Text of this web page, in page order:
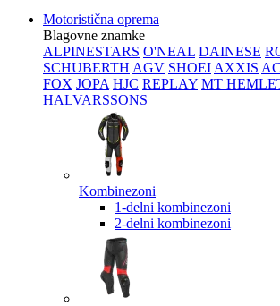
Motoristična oprema
Blagovne znamke
ALPINESTARS O'NEAL DAINESE
SCHUBERTH AGV SHOEI AXXIS
FOX JOPA HJC REPLAY MT
HALVARSSONS
Kombinezoni
1-delni kombinezoni
2-delni kombinezoni